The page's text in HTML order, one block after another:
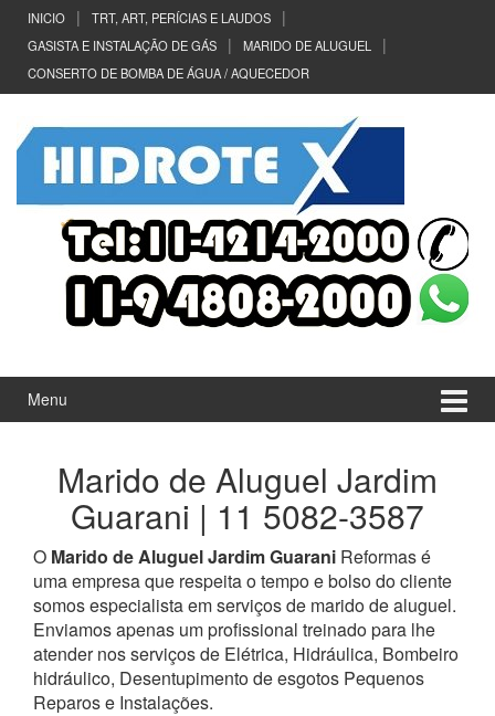
Conteúdo
Pular
menu
principal
INICIO
TRT, ART, PERÍCIAS E LAUDOS
GASISTA E INSTALAÇÃO DE GÁS
MARIDO DE ALUGUEL
CONSERTO DE BOMBA DE ÁGUA / AQUECEDOR
Menu
Marido de Aluguel Jardim
Guarani | 11 5082-3587
O Marido de Aluguel Jardim Guarani Reformas é
uma empresa que respeita o tempo e bolso do cliente
somos especialista em serviços de marido de aluguel.
Enviamos apenas um profissional treinado para lhe
atender nos serviços de Elétrica, Hidráulica, Bombeiro
hidráulico, Desentupimento de esgotos Pequenos
Reparos e Instalações.